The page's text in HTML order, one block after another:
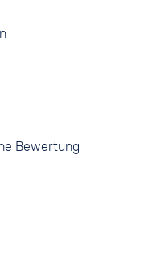
Bewertung